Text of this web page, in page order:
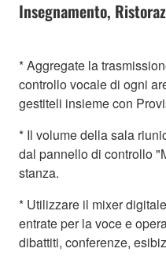
Insegnamento,
* Aggregate la
controllo vocale di ogni
gestiteli insieme con
* Il volume della sala
dal pannello di controllo
stanza.
* Utilizzare il mixer
entrate per la voce e
dibattiti, conferenze,